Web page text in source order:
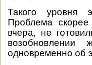
Такого уровня
Проблема
вчера, не
возобновлении
одновременно об